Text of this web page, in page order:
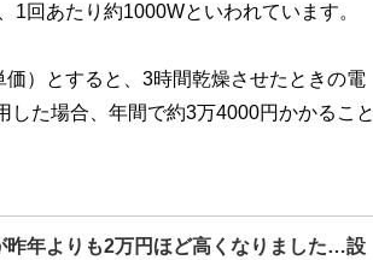
1回あたり約1000Wといわれています。
）とすると、3時間乾燥させたときの電
た場合、年間で約3万4000円かかること
昨年よりも2万円ほど高くなりました…設